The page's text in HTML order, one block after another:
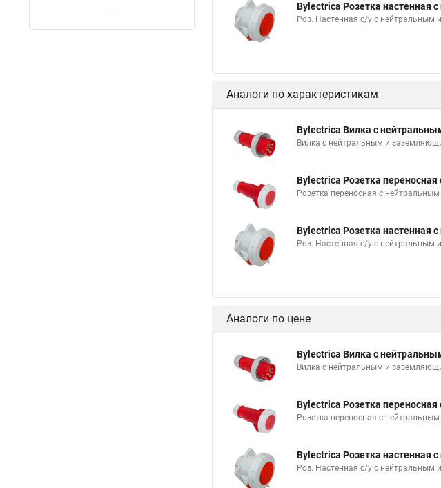
Bylectrica Розетка настенная
Роз. Настенная с/у с нейтральным
Аналоги по характеристикам
Bylectrica Вилка с
Вилка с нейтральным и
Bylectrica Розетка
Розетка переносная с
Bylectrica Розетка настенная
Роз. Настенная с/у с нейтральным
Аналоги по цене
Bylectrica Вилка с
Вилка с нейтральным и
Bylectrica Розетка
Розетка переносная с
Bylectrica Розетка настенная
Роз. Настенная с/у с нейтральным